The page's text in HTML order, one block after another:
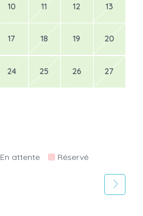
10 11 12 13
17 18 19 20
24 25 26 27
En attente Réservé